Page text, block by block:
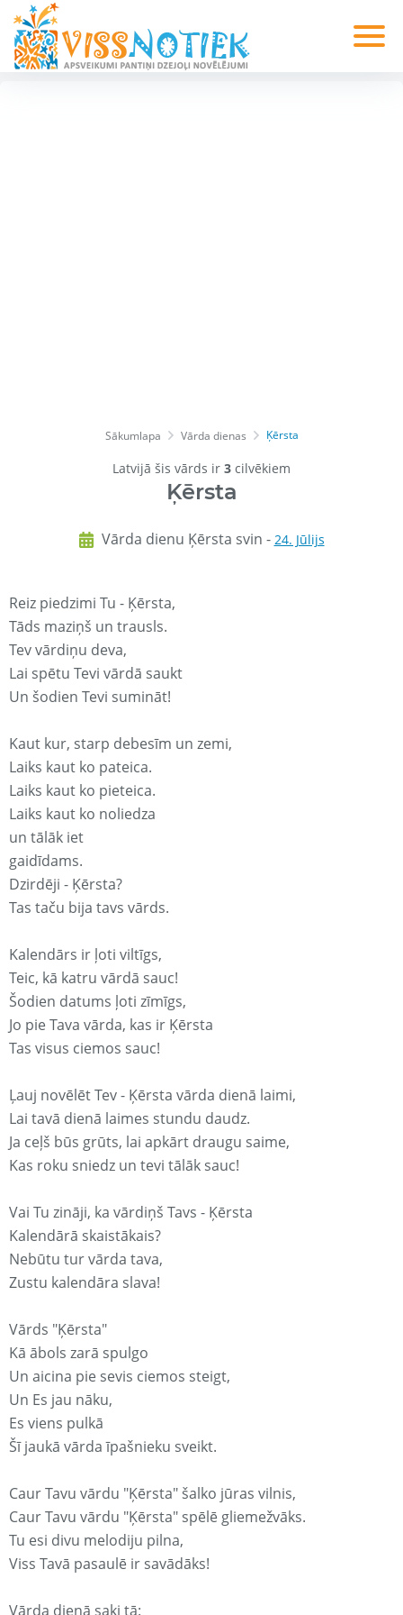
Sākumlapa Vārda dienas Ķērsta
Latvijā šis vārds ir 3 cilvēkiem
Ķērsta
Vārda dienu Ķērsta svin - 24. Jūlijs
Reiz piedzimi Tu - Ķērsta,
Tāds maziņš un trausls.
Tev vārdiņu deva,
Lai spētu Tevi vārdā saukt
Un šodien Tevi sumināt!
Kaut kur, starp debesīm un zemi,
Laiks kaut ko pateica.
Laiks kaut ko pieteica.
Laiks kaut ko noliedza
un tālāk iet
gaidīdams.
Dzirdēji - Ķērsta?
Tas taču bija tavs vārds.
Kalendārs ir ļoti viltīgs,
Teic, kā katru vārdā sauc!
Šodien datums ļoti zīmīgs,
Jo pie Tava vārda, kas ir Ķērsta
Tas visus ciemos sauc!
Ļauj novēlēt Tev - Ķērsta vārda dienā laimi,
Lai tavā dienā laimes stundu daudz.
Ja ceļš būs grūts, lai apkārt draugu saime,
Kas roku sniedz un tevi tālāk sauc!
Vai Tu zināji, ka vārdiņš Tavs - Ķērsta
Kalendārā skaistākais?
Nebūtu tur vārda tava,
Zustu kalendāra slava!
Vārds "Ķērsta"
Kā ābols zarā spulgo
Un aicina pie sevis ciemos steigt,
Un Es jau nāku,
Es viens pulkā
Šī jaukā vārda īpašnieku sveikt.
Caur Tavu vārdu "Ķērsta" šalko jūras vilnis,
Caur Tavu vārdu "Ķērsta" spēlē gliemežvāks.
Tu esi divu melodiju pilna,
Viss Tavā pasaulē ir savādāks!
Vārda dienā saki tā: